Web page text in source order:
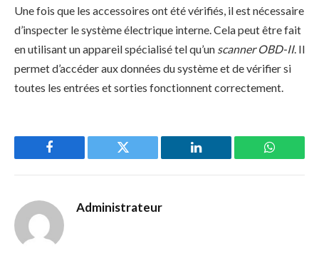
Une fois que les accessoires ont été vérifiés, il est nécessaire
d’inspecter le système électrique interne. Cela peut être fait
en utilisant un appareil spécialisé tel qu’un scanner OBD-II. Il
permet d’accéder aux données du système et de vérifier si
toutes les entrées et sorties fonctionnent correctement.
Facebook Twitter LinkedIn
Administrateur